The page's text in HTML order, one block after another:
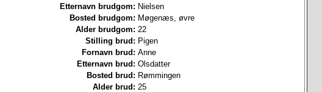
Etternavn brudgom: Nielsen
Bosted brudgom: Møgenæs, øvre
Alder brudgom: 22
Stilling brud: Pigen
Fornavn brud: Anne
Etternavn brud: Olsdatter
Bosted brud: Rømmingen
Alder brud: 25